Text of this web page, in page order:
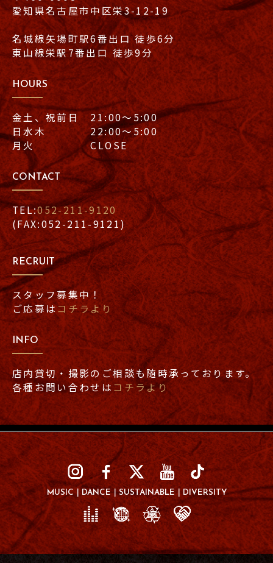
愛知県名古屋市中区栄3-12-19
名城線矢場町駅6番出口 徒歩6分
東山線栄駅7番出口 徒歩9分
HOURS
金土、祝前日 21:00〜5:00
日水木 22:00〜5:00
月火 CLOSE
CONTACT
TEL:052-211-9120
(FAX:052-211-9121)
RECRUIT
スタッフ募集中！
ご応募はコチラより
INFO
店内貸切・撮影のご相談も随時承っております。
各種お問い合わせはコチラより
MUSIC DANCE SUSTAINABLE DIVERSITY